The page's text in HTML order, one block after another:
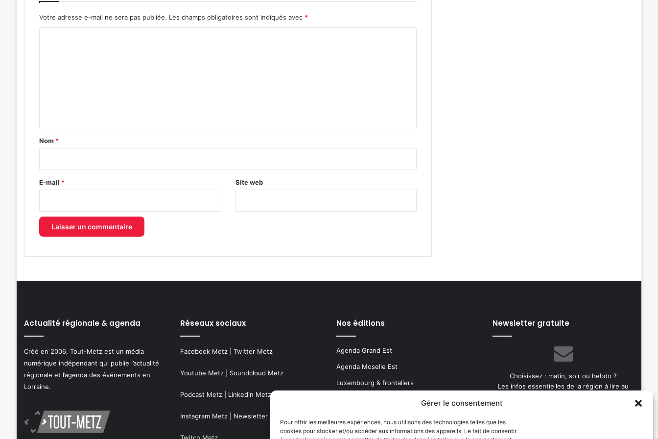
Gérer le consentement
Pour offrir les meilleures expériences, nous utilisons des technologies telles que les
cookies pour stocker et/ou accéder aux informations des appareils. Le fait de consentir
Votre adresse e-mail ne sera pas publiée. Les champs obligatoires sont indiqués avec *
a
e
Nom *
E-mail * Site web
Actualité régionale & agenda
Créé en 2006, Tout-Metz est un média
numérique indépendant qui publie l’actualité
régionale et l’agenda des événements en
Lorraine.
Réseaux sociaux
Facebook Metz| Twitter Metz
Youtube Metz| Soundcloud Metz
Podcast Metz| Linkedin Metz
Instagram Metz| Newsletter Metz
Nos éditions
Agenda Grand Est
Agenda Moselle Est
Luxembourg & frontaliers
Thionville & Moselle Nord
Newsletter gratuite
Choisissez : matin, soir ou hebdo ?
Les infos essentielles de la région à lire au
votre
adresse